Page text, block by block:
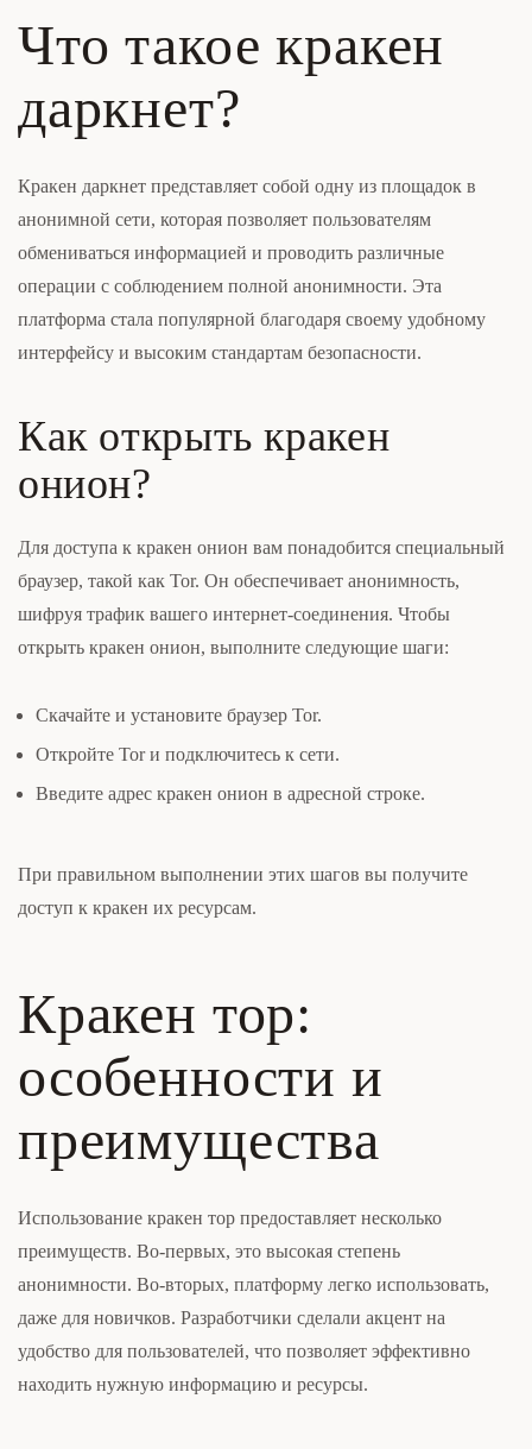
Что такое кракен
даркнет?
Кракен даркнет представляет собой одну из площадок в
анонимной сети, которая позволяет пользователям
обмениваться информацией и проводить различные
операции с соблюдением полной анонимности. Эта
платформа стала популярной благодаря своему удобному
интерфейсу и высоким стандартам безопасности.
Как открыть кракен
онион?
Для доступа к кракен онион вам понадобится специальный
браузер, такой как Tor. Он обеспечивает анонимность,
шифруя трафик вашего интернет-соединения. Чтобы
открыть кракен онион, выполните следующие шаги:
Скачайте и установите браузер Tor.
Откройте Tor и подключитесь к сети.
Введите адрес кракен онион в адресной строке.
При правильном выполнении этих шагов вы получите
доступ к кракен их ресурсам.
Кракен тор:
особенности и
преимущества
Использование кракен тор предоставляет несколько
преимуществ. Во-первых, это высокая степень
анонимности. Во-вторых, платформу легко использовать,
даже для новичков. Разработчики сделали акцент на
удобство для пользователей, что позволяет эффективно
находить нужную информацию и ресурсы.